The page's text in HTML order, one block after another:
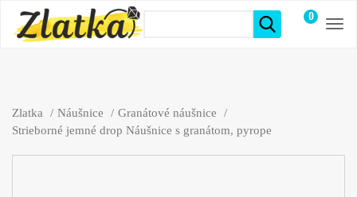
0
položiek
Zlatka Náušnice
Granátové náušnice
Strieborné jemné drop Náušnice s granátom, pyrope